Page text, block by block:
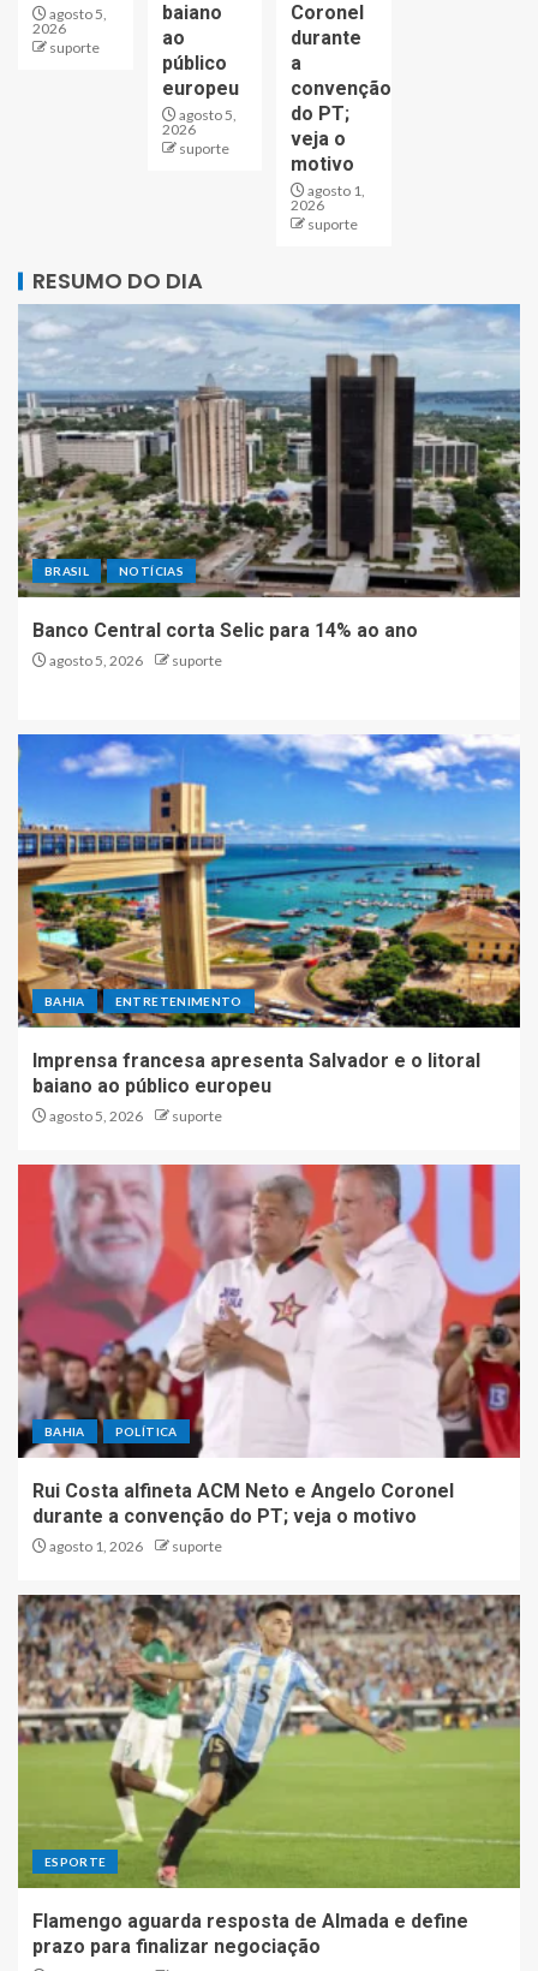
agosto 5,
2026
suporte
baiano
ao
público
europeu
agosto 5,
2026
suporte
Coronel
durante
a
convenção
do PT;
veja o
motivo
agosto 1,
2026
suporte
RESUMO DO DIA
BRASIL NOTÍCIAS
Banco Central corta Selic para 14% ao ano
agosto 5, 2026 suporte
BAHIA ENTRETENIMENTO
Imprensa francesa apresenta Salvador e o litoral
baiano ao público europeu
agosto 5, 2026 suporte
BAHIA POLÍTICA
Rui Costa alfineta ACM Neto e Angelo Coronel
durante a convenção do PT; veja o motivo
agosto 1, 2026 suporte
ESPORTE
Flamengo aguarda resposta de Almada e define
prazo para finalizar negociação